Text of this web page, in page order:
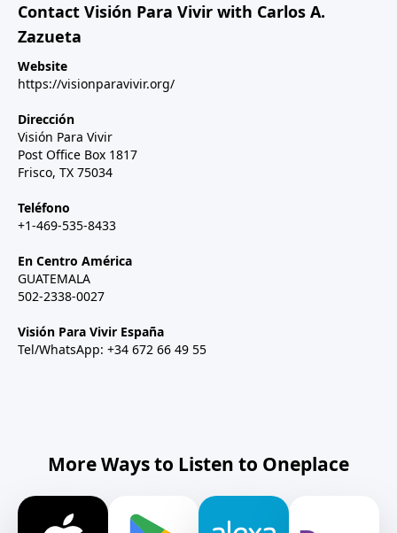
Contact Visión Para Vivir with Carlos A.
Zazueta
Website
https://visionparavivir.org/
Dirección
Visión Para Vivir
Post Office Box 1817
Frisco, TX 75034
Teléfono
+1-469-535-8433
En Centro América
GUATEMALA
502-2338-0027
Visión Para Vivir España
Tel/WhatsApp: +34 672 66 49 55
More Ways to Listen to Oneplace